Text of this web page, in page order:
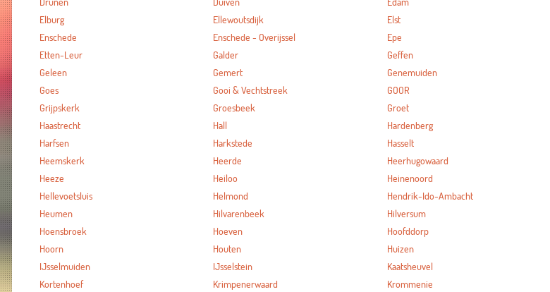
Elburg
Ellewoutsdijk Elst
Enschede
Enschede - Overijssel Epe
Etten-Leur
Galder Geffen
Geleen
Gemert Genemuiden
Goes
Gooi & Vechtstreek GOOR
Grijpskerk
Groesbeek Groet
Haastrecht
Hall Hardenberg
Harfsen
Harkstede Hasselt
Heemskerk
Heerde Heerhugowaard
Heeze
Heiloo Heinenoord
Hellevoetsluis
Helmond Hendrik-Ido-Ambacht
Heumen
Hilvarenbeek Hilversum
Hoensbroek
Hoeven Hoofddorp
Hoorn
Houten Huizen
IJsselmuiden
IJsselstein Kaatsheuvel
Kortenhoef
Krimpenerwaard Krommenie